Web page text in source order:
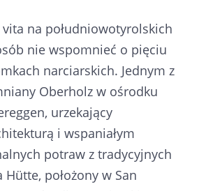
na południowotyrolskich
nie wspomnieć o pięciu
narciarskich. Jednym z
Oberholz w ośrodku
urzekający
i wspaniałym
potraw z tradycyjnych
Hütte, położony w San